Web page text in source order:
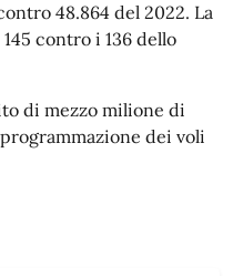
48.864 del 2022. La
contro i 136 dello
di mezzo milione di
dei voli